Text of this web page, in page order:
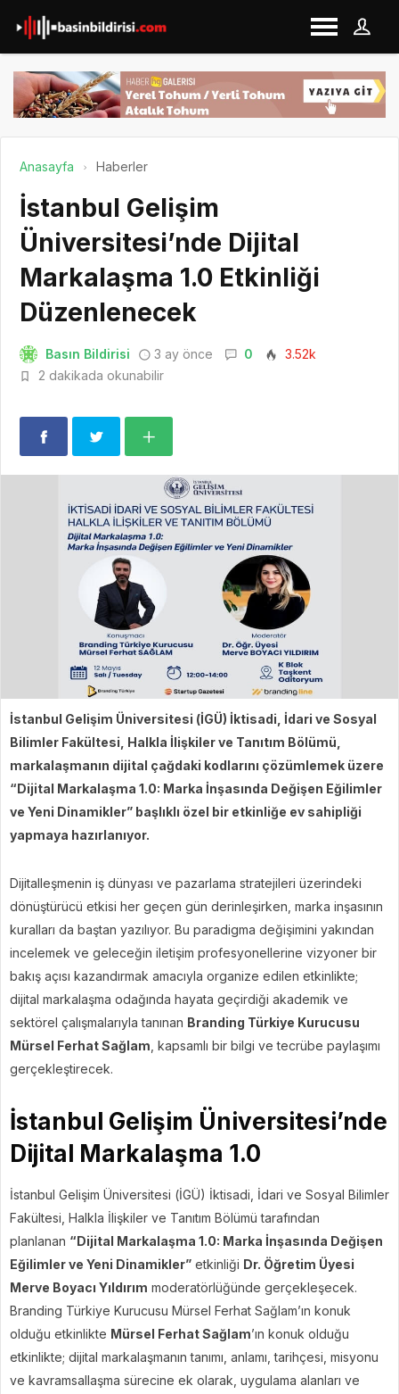
Anasayfa Haberler
İstanbul Gelişim
Üniversitesi’nde Dijital
Markalaşma 1.0 Etkinliği
Düzenlenecek
Basın Bildirisi 3 ay önce 0
3.52k
2 dakikada okunabilir
İstanbul Gelişim Üniversitesi (İGÜ) İktisadi, İdari ve Sosyal
Bilimler Fakültesi, Halkla İlişkiler ve Tanıtım Bölümü,
markalaşmanın dijital çağdaki kodlarını çözümlemek üzere
“Dijital Markalaşma 1.0: Marka İnşasında Değişen Eğilimler
ve Yeni Dinamikler” başlıklı özel bir etkinliğe ev sahipliği
yapmaya hazırlanıyor.
Dijitalleşmenin iş dünyası ve pazarlama stratejileri üzerindeki
dönüştürücü etkisi her geçen gün derinleşirken, marka inşasının
kuralları da baştan yazılıyor. Bu paradigma değişimini yakından
incelemek ve geleceğin iletişim profesyonellerine vizyoner bir
bakış açısı kazandırmak amacıyla organize edilen etkinlikte;
dijital markalaşma odağında hayata geçirdiği akademik ve
sektörel çalışmalarıyla tanınan Branding Türkiye Kurucusu
Mürsel Ferhat Sağlam , kapsamlı bir bilgi ve tecrübe paylaşımı
gerçekleştirecek.
İstanbul Gelişim Üniversitesi’nde
Dijital Markalaşma 1.0
İstanbul Gelişim Üniversitesi (İGÜ) İktisadi, İdari ve Sosyal Bilimler
Fakültesi, Halkla İlişkiler ve Tanıtım Bölümü tarafından
planlanan “Dijital Markalaşma 1.0: Marka İnşasında Değişen
Eğilimler ve Yeni Dinamikler” etkinliği Dr. Öğretim Üyesi
Merve Boyacı Yıldırım moderatörlüğünde gerçekleşecek.
Branding Türkiye Kurucusu Mürsel Ferhat Sağlam’ın konuk
olduğu etkinlikte Mürsel Ferhat Sağlam’ın konuk olduğu
etkinlikte; dijital markalaşmanın tanımı, anlamı, tarihçesi, misyonu
ve kavramsallaşma sürecine ek olarak, uygulama alanları ve